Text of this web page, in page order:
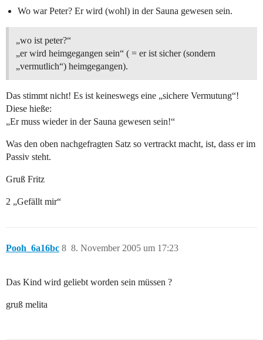
Wo war Peter? Er wird (wohl) in der Sauna gewesen sein.
„wo ist peter?“
„er wird heimgegangen sein“ ( = er ist sicher (sondern
„vermutlich“) heimgegangen).
Das stimmt nicht! Es ist keineswegs eine „sichere Vermutung“!
Diese hieße:
„Er muss wieder in der Sauna gewesen sein!“
Was den oben nachgefragten Satz so vertrackt macht, ist, dass er im
Passiv steht.
Gruß Fritz
2 „Gefällt mir“
Pooh_6a16bc 8. November 2005 um 17:23
8
Das Kind wird geliebt worden sein müssen ?
gruß melita